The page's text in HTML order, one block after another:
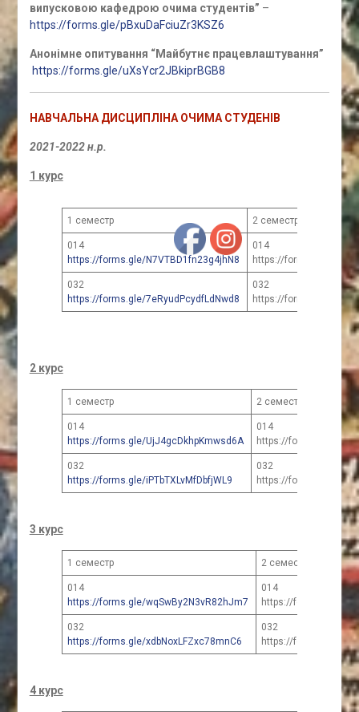
випусковою кафедрою очима студентів” –
https://forms.gle/pBxuDaFciuZr3KSZ6
Анонімне опитування “Майбутнє працевлаштування”
https://forms.gle/uXsYcr2JBkiprBGB8
НАВЧАЛЬНА ДИСЦИПЛІНА ОЧИМА СТУДЕНІВ
2021-2022 н.р.
1 курс
1 семестр 2 семестр
014
https://forms.gle/N7VTBD1fn23g4jhN8
014
https://forms.gle/
032
https://forms.gle/7eRyudPcydfLdNwd8
032
https://forms.gle/
2 курс
1 семестр 2 семестр
014
https://forms.gle/UjJ4gcDkhpKmwsd6A
014
https://forms.gle/
032
https://forms.gle/iPTbTXLvMfDbfjWL9
032
https://forms.gle/
3 курс
1 семестр 2 семестр
014
https://forms.gle/wqSwBy2N3vR82hJm7
014
https://forms.gle/
032
https://forms.gle/xdbNoxLFZxc78mnC6
032
https://forms.gle/
4 курс